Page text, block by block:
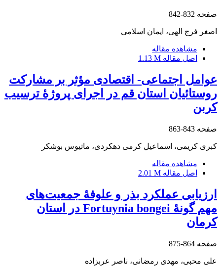
صفحه 832-842
اصغر فرج الهی، ایمان اسلامی
مشاهده مقاله
اصل مقاله 1.13 M
عوامل اجتماعی- اقتصادی مؤثر بر مشارکت
روستائیان استان قم در اجرای پروژۀ ترسیب
کربن
صفحه 843-863
کبری کریمی، اسماعیل کرمی دهکردی، ماتیوس بوشکر
مشاهده مقاله
اصل مقاله 2.01 M
ارزیابی عملکرد بذر و علوفۀ جمعیت‌های
مهم گونۀ Fortuynia bongei در استان
کرمان
صفحه 864-875
علی محبی، مهدی رمضانی، ناصر عربزاده